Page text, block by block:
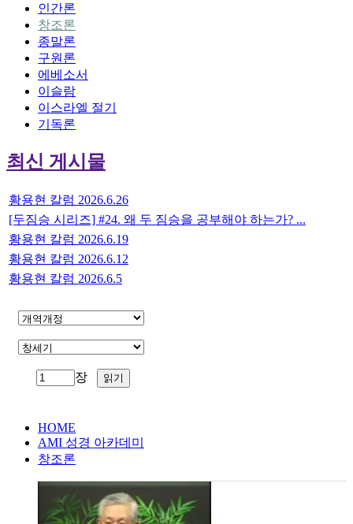
인간론
창조론
종말론
구원론
에베소서
이슬람
이스라엘 절기
기독론
최신 게시물
황용현 칼럼 2026.6.26
[두짐승 시리즈] #24. 왜 두 짐승을 공부해야 하는가? ...
황용현 칼럼 2026.6.19
황용현 칼럼 2026.6.12
황용현 칼럼 2026.6.5
장
HOME
AMI 성경 아카데미
창조론